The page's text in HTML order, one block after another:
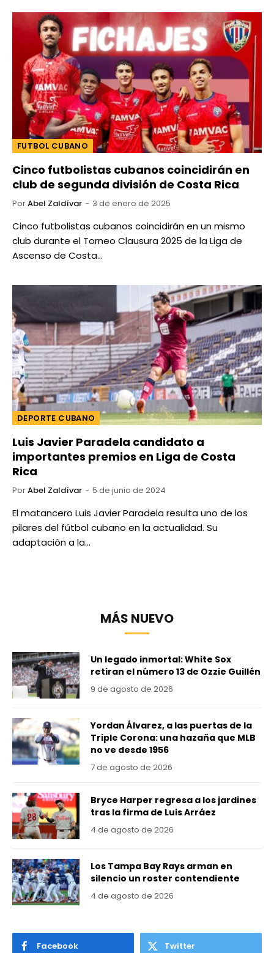
FUTBOL CUBANO
Cinco futbolistas cubanos coincidirán en
club de segunda división de Costa Rica
PorAbel Zaldívar 3 de enero de 2025
Cinco futbolistas cubanos coincidirán en un mismo
club durante el Torneo Clausura 2025 de la Liga de
Ascenso de Costa…
DEPORTE CUBANO
Luis Javier Paradela candidato a
importantes premios en Liga de Costa
Rica
PorAbel Zaldívar 5 de junio de 2024
El matancero Luis Javier Paradela resulta uno de los
pilares del fútbol cubano en la actualidad. Su
adaptación a la…
MÁS NUEVO
Un legado inmortal: White Sox
retiran el número 13 de Ozzie Guillén
9 de agosto de 2026
Yordan Álvarez, a las puertas de la
Triple Corona: una hazaña que MLB
no ve desde 1956
7 de agosto de 2026
Bryce Harper regresa a los jardines
tras la firma de Luis Arráez
4 de agosto de 2026
Los Tampa Bay Rays arman en
silencio un roster contendiente
4 de agosto de 2026
Facebook Twitter